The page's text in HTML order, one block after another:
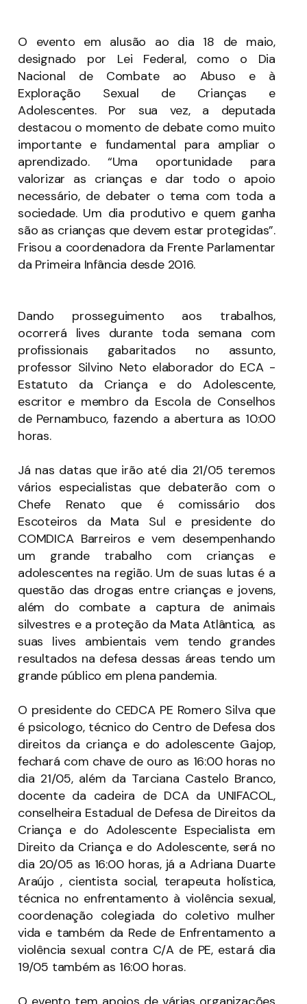
O evento em alusão ao dia 18 de maio,
designado por Lei Federal, como o Dia
Nacional de Combate ao Abuso e à
Exploração Sexual de Crianças e
Adolescentes. Por sua vez, a deputada
destacou o momento de debate como muito
importante e fundamental para ampliar o
aprendizado. “Uma oportunidade para
valorizar as crianças e dar todo o apoio
necessário, de debater o tema com toda a
sociedade. Um dia produtivo e quem ganha
são as crianças que devem estar protegidas”.
Frisou a coordenadora da Frente Parlamentar
da Primeira Infância desde 2016.
Dando prosseguimento aos trabalhos,
ocorrerá lives durante toda semana com
profissionais gabaritados no assunto,
professor Silvino Neto elaborador do ECA -
Estatuto da Criança e do Adolescente,
escritor e membro da Escola de Conselhos
de Pernambuco, fazendo a abertura as 10:00
horas.
Já nas datas que irão até dia 21/05 teremos
vários especialistas que debaterão com o
Chefe Renato que é comissário dos
Escoteiros da Mata Sul e presidente do
COMDICA Barreiros e vem desempenhando
um grande trabalho com crianças e
adolescentes na região. Um de suas lutas é a
questão das drogas entre crianças e jovens,
além do combate a captura de animais
silvestres e a proteção da Mata Atlântica, as
suas lives ambientais vem tendo grandes
resultados na defesa dessas áreas tendo um
grande público em plena pandemia.
O presidente do CEDCA PE Romero Silva que
é psicologo, técnico do Centro de Defesa dos
direitos da criança e do adolescente Gajop,
fechará com chave de ouro as 16:00 horas no
dia 21/05, além da Tarciana Castelo Branco,
docente da cadeira de DCA da UNIFACOL,
conselheira Estadual de Defesa de Direitos da
Criança e do Adolescente Especialista em
Direito da Criança e do Adolescente, será no
dia 20/05 as 16:00 horas, já a Adriana Duarte
Araújo , cientista social, terapeuta holística,
técnica no enfrentamento à violência sexual,
coordenação colegiada do coletivo mulher
vida e também da Rede de Enfrentamento a
violência sexual contra C/A de PE, estará dia
19/05 também as 16:00 horas.